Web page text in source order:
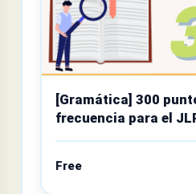
[Gramática] 300
frecuencia para el
Free